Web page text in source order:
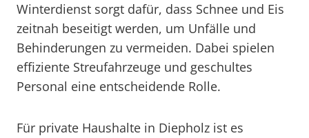
Winterdienst sorgt dafür, dass Schnee und Eis
zeitnah beseitigt werden, um Unfälle und
Behinderungen zu vermeiden. Dabei spielen
effiziente Streufahrzeuge und geschultes
Personal eine entscheidende Rolle.
Für private Haushalte in Diepholz ist es